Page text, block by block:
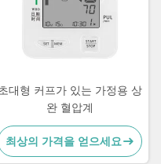
대형 커프가 있는 가정용 상
완 혈압계
최상의 가격을 얻으세요